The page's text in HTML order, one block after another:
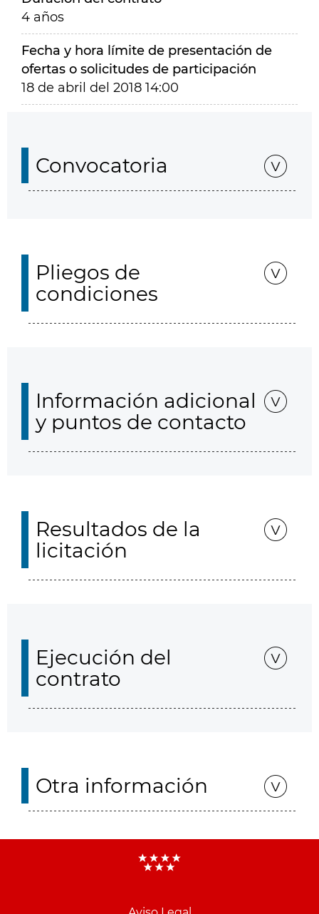
4 años
Fecha y hora límite de presentación de
ofertas o solicitudes de participación
18 de abril del 2018 14:00
Convocatoria
Pliegos de
condiciones
Información adicional
y puntos de contacto
Resultados de la
licitación
Ejecución del
contrato
Otra información